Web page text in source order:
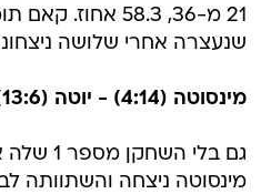
שנעצרה אחרי שלושה
מינסוטה (4:14) - יוטה (13:6) 90:101
גם בלי
מינסוטה ניצחה והשתוותה